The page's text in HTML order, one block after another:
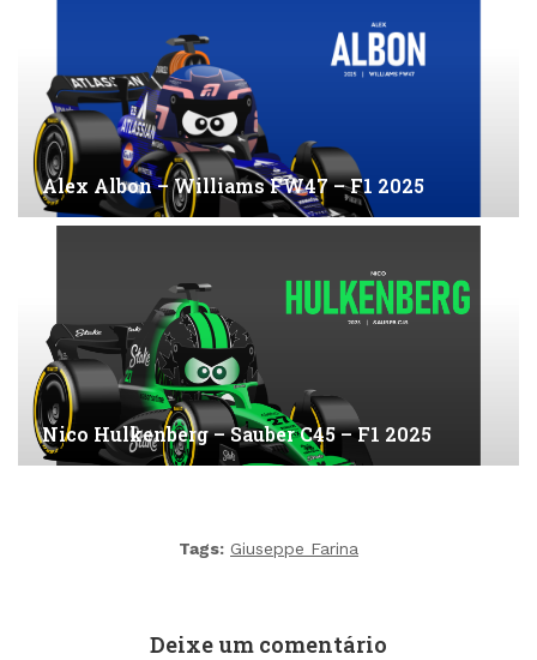
Alex Albon – Williams FW47 – F1 2025
Nico Hulkenberg – Sauber C45 – F1 2025
Tags: Giuseppe Farina
Deixe um comentário